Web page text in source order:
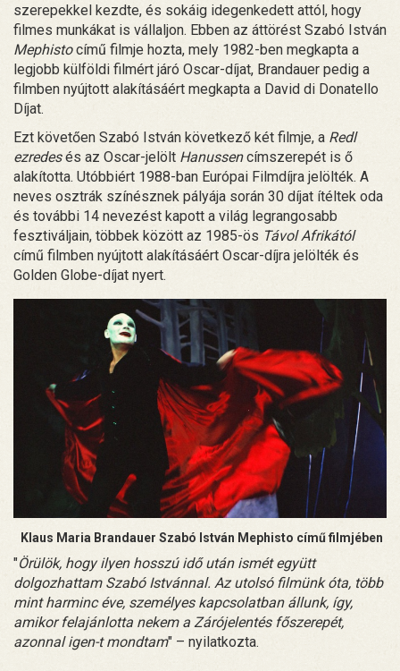
szerepekkel kezdte, és sokáig idegenkedett attól, hogy
filmes munkákat is vállaljon. Ebben az áttörést Szabó István
Mephistocímű filmje hozta, mely 1982-ben megkapta a
legjobb külföldi filmért járó Oscar-díjat, Brandauer pedig a
filmben nyújtott alakításáért megkapta a David di Donatello
Díjat.
Ezt követően Szabó István következő két filmje, a Redl
ezredesés az Oscar-jelölt Hanussencímszerepét is ő
alakította. Utóbbiért 1988-ban Európai Filmdíjra jelölték. A
neves osztrák színésznek pályája során 30 díjat ítéltek oda
és további 14 nevezést kapott a világ legrangosabb
fesztiváljain, többek között az 1985-ös Távol Afrikától
című filmben nyújtott alakításáért Oscar-díjra jelölték és
Golden Globe-díjat nyert.
Klaus Maria Brandauer Szabó István Mephisto című filmjében
"Örülök, hogy ilyen hosszú idő után ismét együtt
dolgozhattam Szabó Istvánnal. Az utolsó filmünk óta, több
mint harminc éve, személyes kapcsolatban állunk, így,
amikor felajánlotta nekem a Zárójelentés főszerepét,
azonnal igen-t mondtam" – nyilatkozta.